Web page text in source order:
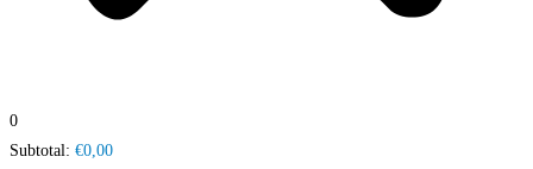
0
Subtotal: €0,00